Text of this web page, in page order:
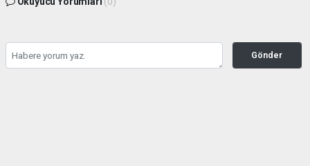
Gönder